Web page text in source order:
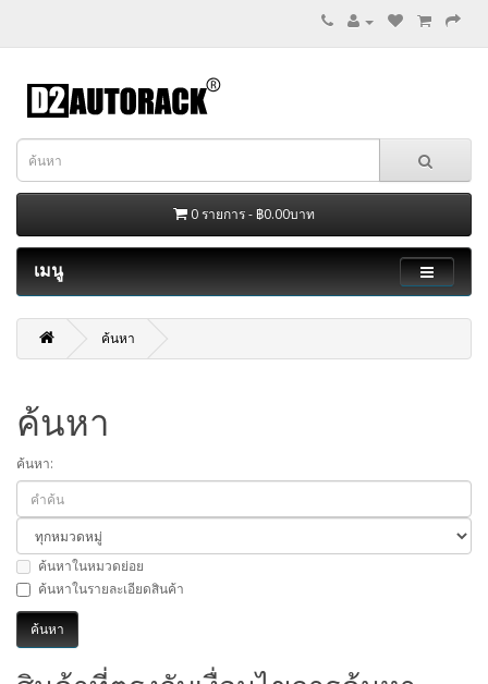
0 รายการ - ฿0.00บาท
เมนู
ค้นหา
ค้นหา
ค้นหา:
ค้นหาในหมวดย่อย
ค้นหาในรายละเอียดสินค้า